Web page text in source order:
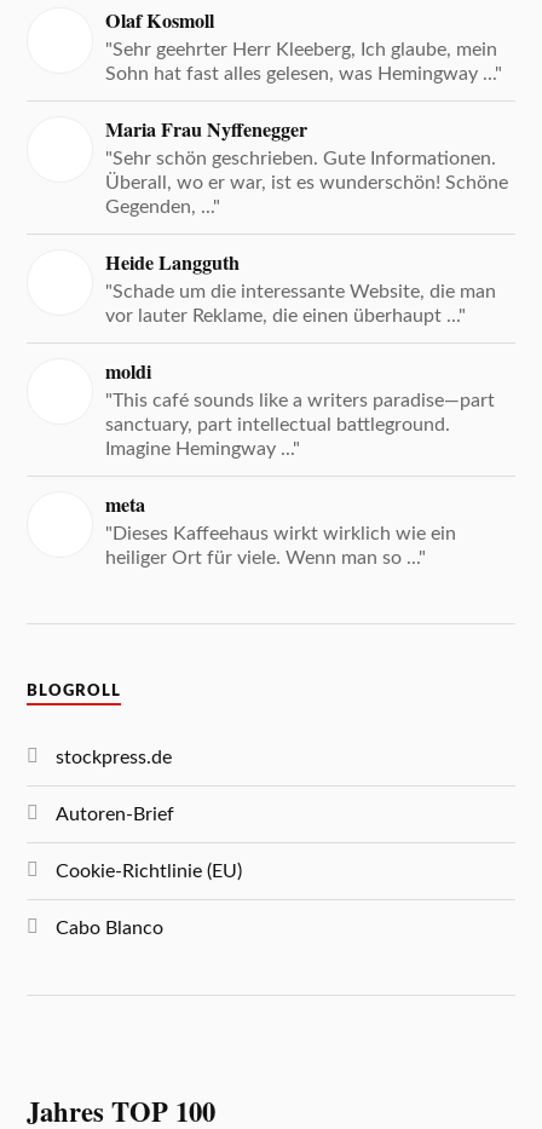
Olaf Kosmoll
"Sehr geehrter Herr Kleeberg, Ich glaube, mein
Sohn hat fast alles gelesen, was Hemingway ..."
Maria Frau Nyffenegger
"Sehr schön geschrieben. Gute Informationen.
Überall, wo er war, ist es wunderschön! Schöne
Gegenden, ..."
Heide Langguth
"Schade um die interessante Website, die man
vor lauter Reklame, die einen überhaupt ..."
moldi
"This café sounds like a writers paradise—part
sanctuary, part intellectual battleground.
Imagine Hemingway ..."
meta
"Dieses Kaffeehaus wirkt wirklich wie ein
heiliger Ort für viele. Wenn man so ..."
BLOGROLL
stockpress.de
Autoren-Brief
Cookie-Richtlinie (EU)
Cabo Blanco
Jahres TOP 100